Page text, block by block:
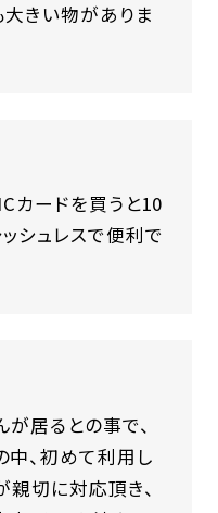
きい物がありま
カードを買うと10
シュレスで便利で
居るとの事で、
、初めて利用し
親切に対応頂き、